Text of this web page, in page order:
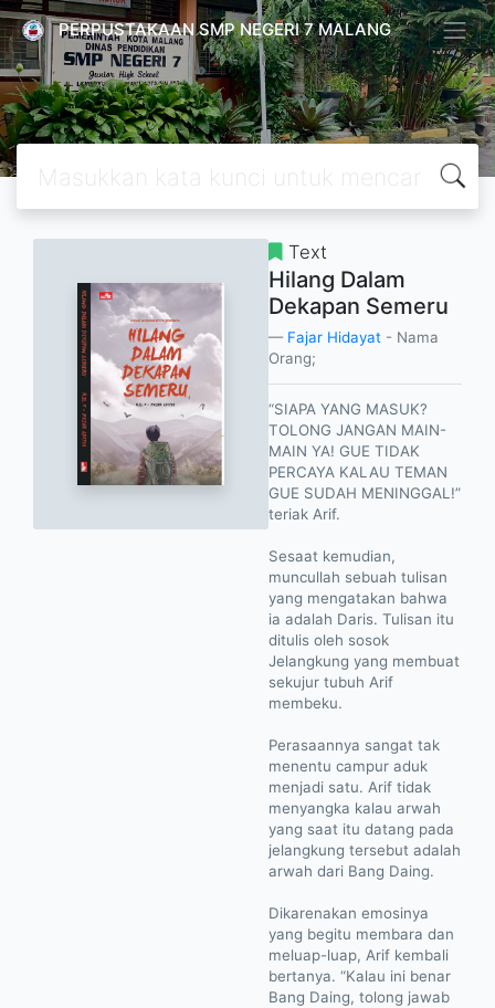
PERPUSTAKAAN SMP NEGERI 7 MALANG
Text
Hilang Dalam
Dekapan Semeru
Fajar Hidayat - Nama
Orang;
“SIAPA YANG MASUK?
TOLONG JANGAN MAIN-
MAIN YA! GUE TIDAK
PERCAYA KALAU TEMAN
GUE SUDAH MENINGGAL!”
teriak Arif.
Sesaat kemudian,
muncullah sebuah tulisan
yang mengatakan bahwa
ia adalah Daris. Tulisan itu
ditulis oleh sosok
Jelangkung yang membuat
sekujur tubuh Arif
membeku.
Perasaannya sangat tak
menentu campur aduk
menjadi satu. Arif tidak
menyangka kalau arwah
yang saat itu datang pada
jelangkung tersebut adalah
arwah dari Bang Daing.
Dikarenakan emosinya
yang begitu membara dan
meluap-luap, Arif kembali
bertanya. “Kalau ini benar
Bang Daing, tolong jawab